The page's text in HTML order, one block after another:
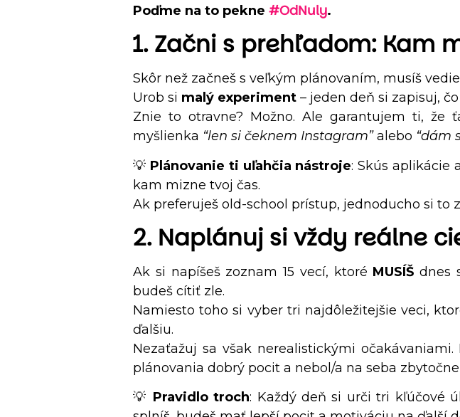
Poďme na to pekne #OdNuly.
1. Začni s prehľadom: Kam
Skôr než začneš s veľkým plánovaním, musíš
Urob si malý experiment – jeden deň si zapisuj,
Znie to otravne? Možno. Ale garantujem ti, že
myšlienka “len si čeknem Instagram”alebo “dám
💡 Plánovanie ti uľahčia nástroje: Skús aplikácie
kam mizne tvoj čas.
Ak preferuješ old-school prístup, jednoducho si
2. Naplánuj si vždy reálne
Ak si napíšeš zoznam 15 vecí, ktoré MUSÍŠ dnes
budeš cítiť zle.
Namiesto toho si vyber tri najdôležitejšie veci,
ďalšiu.
Nezaťažuj sa však nerealistickými
plánovania dobrý pocit a nebol/a na seba
💡 Pravidlo troch: Každý deň si urči tri kľúčové